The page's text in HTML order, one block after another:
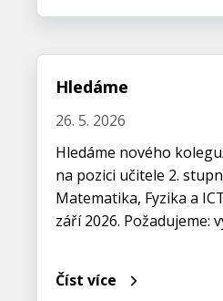
Hledáme
26. 5. 2026
Hledáme nového
na pozici učitele 2.
Matematika, Fyzika a
září 2026. Požadujeme:
Číst více